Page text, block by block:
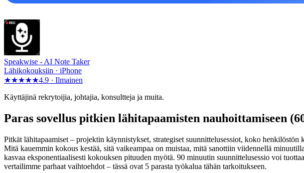
Speakwise - AI Note Taker
Lähikokouksiin · iPhone
★★★★★4.9 · Ilmainen
Käyttäjinä rekrytoijia, johtajia, konsultteja ja muita.
Paras sovellus pitkien lähitapaamisten nauhoittamiseen
Pitkät lähitapaamiset – projektin käynnistykset, strategiset suunnittelusessiot, koko
Mitä kauemmin kokous kestää, sitä vaikeampaa on muistaa, mitä sanottiin viidennellä
kasvaa eksponentiaalisesti kokouksen pituuden myötä. 90 minuutin suunnittelusessio voi
vertailimme parhaat vaihtoehdot – tässä ovat 5 parasta työkalua tähän tarkoitukseen.